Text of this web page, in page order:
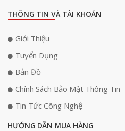
THÔNG TIN VÀ TÀI KHOẢN
Giới Thiệu
Tuyển Dụng
Bản Đồ
Chính Sách Bảo Mật Thông Tin
Tin Tức Công Nghệ
HƯỚNG DẪN MUA HÀNG